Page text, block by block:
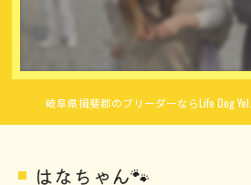
はなちゃん🐾